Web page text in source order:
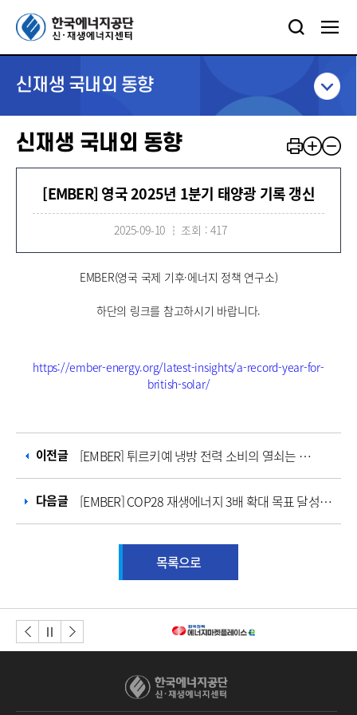
신재생 국내외 동향
신재생 국내외 동향
[EMBER] 영국 2025년 1분기 태양광 기록 갱신
2025-09-10 조회 : 417
EMBER(영국 국제 기후·에너지 정책 연구소)
하단의 링크를 참고하시기 바랍니다.
https://ember-energy.org/latest-insights/a-record-year-for-
british-solar/
이전글 [EMBER] 튀르키예 냉방 전력 소비의 열쇠는 태양광과 유연자원
[EMBER] COP28 재생에너지 3배 확대 목표 달성을 위해서는 각 국가들은 더 큰 목표가 필요
다음글
목록으로
정지